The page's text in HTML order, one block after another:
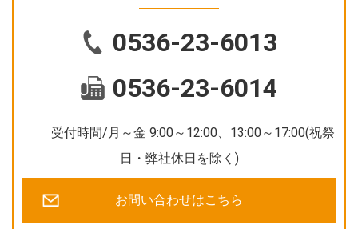
0536-23-6013
0536-23-6014
受付時間/月～金 9:00～12:00、13:00～17:00(祝祭
日・弊社休日を除く)
お問い合わせはこちら